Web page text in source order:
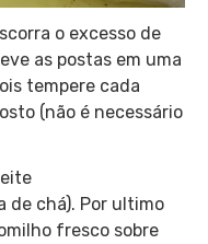
o excesso de
as postas em uma
tempere cada
(não é necessário
de chá). Por ultimo
fresco sobre